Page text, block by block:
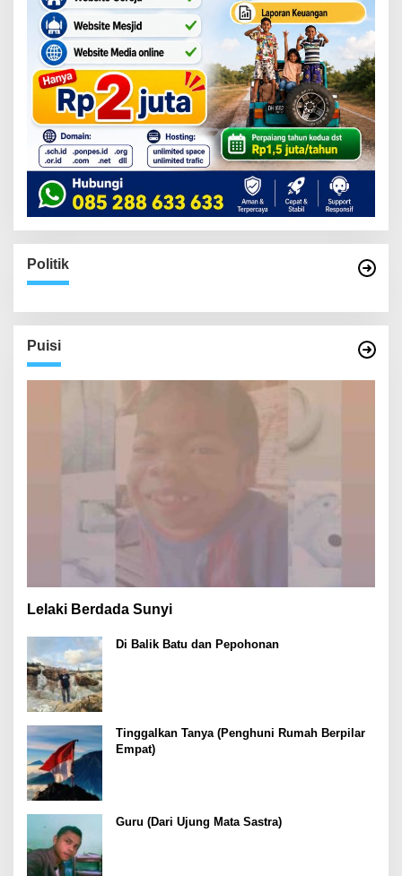
Politik
Puisi
Lelaki Berdada Sunyi
Di Balik Batu dan Pepohonan
Tinggalkan Tanya (Penghuni Rumah Berpilar
Empat)
Guru (Dari Ujung Mata Sastra)